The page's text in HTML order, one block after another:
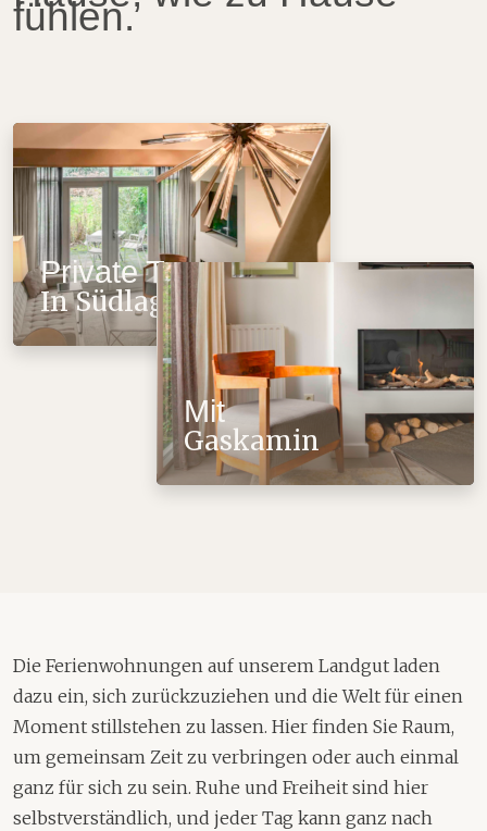
fühlen.
Private Terrasse
In Südlage
Mit
Gaskamin
Die Ferienwohnungen auf unserem Landgut laden
dazu ein, sich zurückzuziehen und die Welt für einen
Moment stillstehen zu lassen. Hier finden Sie Raum,
um gemeinsam Zeit zu verbringen oder auch einmal
ganz für sich zu sein. Ruhe und Freiheit sind hier
selbstverständlich, und jeder Tag kann ganz nach